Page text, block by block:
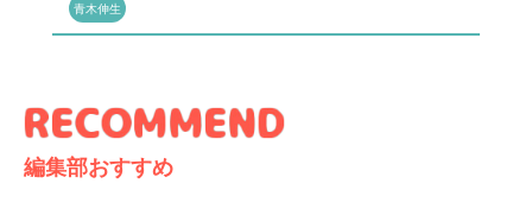
青木伸生
編集部おすすめ